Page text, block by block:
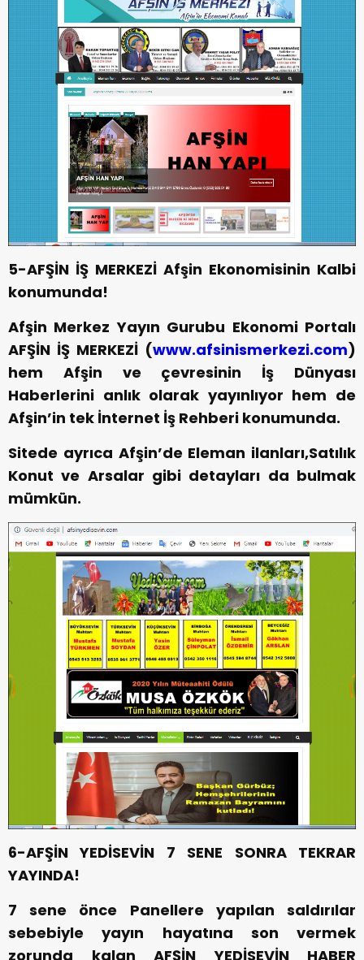
5-AFŞİN İŞ MERKEZİ Afşin Ekonomisinin Kalbi
konumunda!
Afşin Merkez Yayın Gurubu Ekonomi Portalı
AFŞİN İŞ MERKEZİ (www.afsinismerkezi.com)
hem Afşin ve çevresinin İş Dünyası
Haberlerini anlık olarak yayınlıyor hem de
Afşin’in tek İnternet İş Rehberi konumunda.
Sitede ayrıca Afşin’de Eleman ilanları,Satılık
Konut ve Arsalar gibi detayları da bulmak
mümkün.
6-AFŞİN YEDİSEVİN 7 SENE SONRA TEKRAR
YAYINDA!
7 sene önce Panellere yapılan saldırılar
sebebiyle yayın hayatına son vermek
zorunda kalan AFŞİN YEDİSEVİN HABER